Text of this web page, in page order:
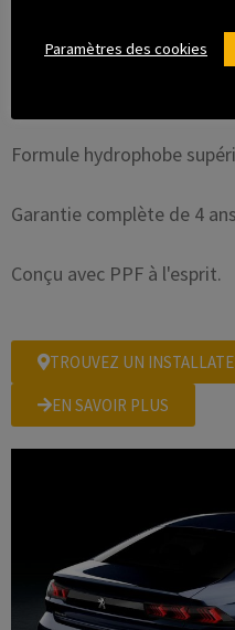
Formule hydrophobe
Garantie complète de 4
Conçu avec PPF à l'esprit.
TROUVEZ UN
EN SAVOIR PLUS
Paramètres des cookies